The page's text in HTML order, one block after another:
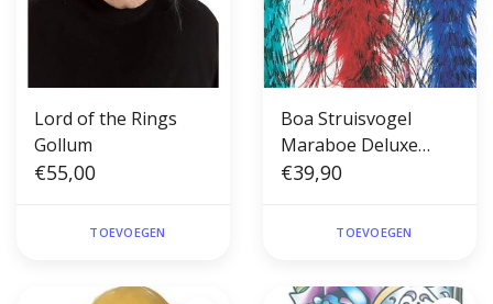
Lord of the Rings
Gollum
€55,00
TOEVOEGEN
Boa Struisvogel
Maraboe Deluxe
rood-bordeax/zwart
€39,90
TOEVOEGEN